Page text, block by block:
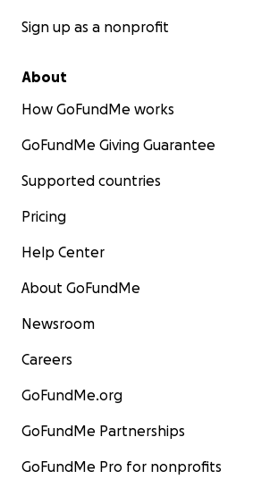
Sign up as a nonprofit
About
How GoFundMe works
GoFundMe Giving Guarantee
Supported countries
Pricing
Help Center
About GoFundMe
Newsroom
Careers
GoFundMe.org
GoFundMe Partnerships
GoFundMe Pro for nonprofits